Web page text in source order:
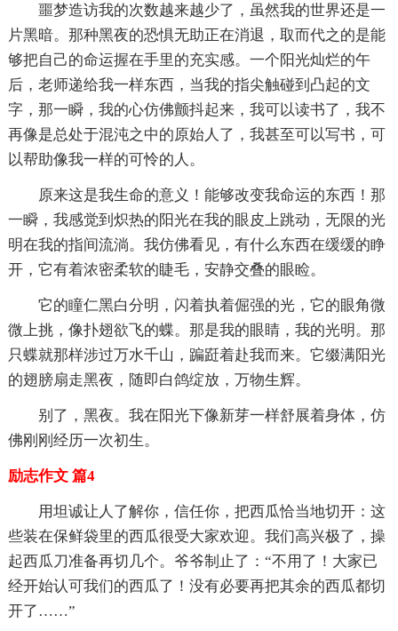
噩梦造访我的次数越来越少了，虽然我的世界还是一
片黑暗。那种黑夜的恐惧无助正在消退，取而代之的是能
够把自己的命运握在手里的充实感。一个阳光灿烂的午
后，老师递给我一样东西，当我的指尖触碰到凸起的文
字，那一瞬，我的心仿佛颤抖起来，我可以读书了，我不
再像是总处于混沌之中的原始人了，我甚至可以写书，可
以帮助像我一样的可怜的人。
原来这是我生命的意义！能够改变我命运的东西！那
一瞬，我感觉到炽热的阳光在我的眼皮上跳动，无限的光
明在我的指间流淌。我仿佛看见，有什么东西在缓缓的睁
开，它有着浓密柔软的睫毛，安静交叠的眼睑。
它的瞳仁黑白分明，闪着执着倔强的光，它的眼角微
微上挑，像扑翅欲飞的蝶。那是我的眼睛，我的光明。那
只蝶就那样涉过万水千山，蹁跹着赴我而来。它缀满阳光
的翅膀扇走黑夜，随即白鸽绽放，万物生辉。
别了，黑夜。我在阳光下像新芽一样舒展着身体，仿
佛刚刚经历一次初生。
励志作文 篇4
用坦诚让人了解你，信任你，把西瓜恰当地切开：这
些装在保鲜袋里的西瓜很受大家欢迎。我们高兴极了，操
起西瓜刀准备再切几个。爷爷制止了：“不用了！大家已
经开始认可我们的西瓜了！没有必要再把其余的西瓜都切
开了……”